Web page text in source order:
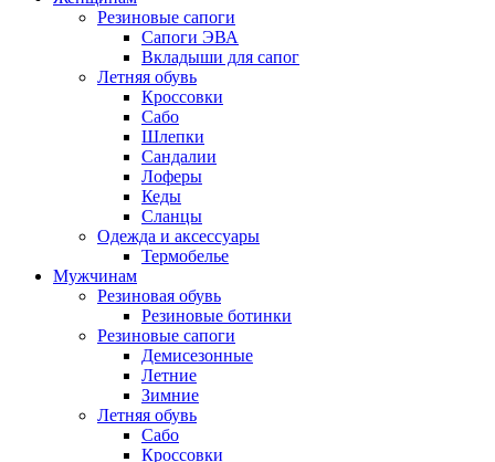
Резиновые сапоги
Cапоги ЭВА
Вкладыши для сапог
Летняя обувь
Кроссовки
Сабо
Шлепки
Сандалии
Лоферы
Кеды
Сланцы
Одежда и аксессуары
Термобелье
Мужчинам
Резиновая обувь
Резиновые ботинки
Резиновые сапоги
Демисезонные
Летние
Зимние
Летняя обувь
Сабо
Кроссовки